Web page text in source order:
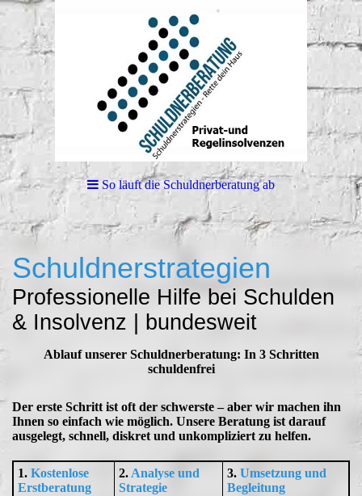
So läuft die Schuldnerberatung ab
Schuldnerstrategien
Professionelle Hilfe bei Schulden
& Insolvenz | bundesweit
Ablauf unserer Schuldnerberatung: In 3 Schritten
schuldenfrei
Der erste Schritt ist oft der schwerste – aber wir machen ihn
Ihnen so einfach wie möglich. Unsere Beratung ist darauf
ausgelegt, schnell, diskret und unkompliziert zu helfen.
1. Kostenlose
Erstberatung
2. Analyse und
Strategie
3. Umsetzung und
Begleitung